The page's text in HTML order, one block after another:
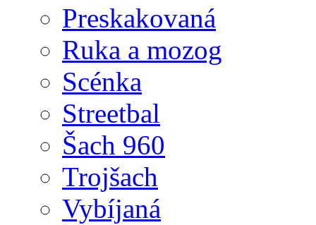
Preskakovaná
Ruka a mozog
Scénka
Streetbal
Šach 960
Trojšach
Vybíjaná